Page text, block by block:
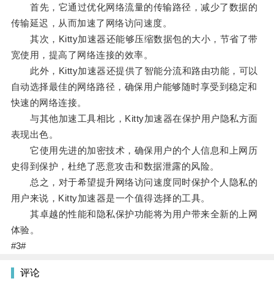
首先，它通过优化网络流量的传输路径，减少了数据的
传输延迟，从而加速了网络访问速度。
其次，Kitty加速器还能够压缩数据包的大小，节省了带
宽使用，提高了网络连接的效率。
此外，Kitty加速器还提供了智能分流和路由功能，可以
自动选择最佳的网络路径，确保用户能够随时享受到稳定和
快速的网络连接。
与其他加速工具相比，Kitty加速器在保护用户隐私方面
表现出色。
它使用先进的加密技术，确保用户的个人信息和上网历
史得到保护，杜绝了恶意攻击和数据泄露的风险。
总之，对于希望提升网络访问速度同时保护个人隐私的
用户来说，Kitty加速器是一个值得选择的工具。
其卓越的性能和隐私保护功能将为用户带来全新的上网
体验。
#3#
评论